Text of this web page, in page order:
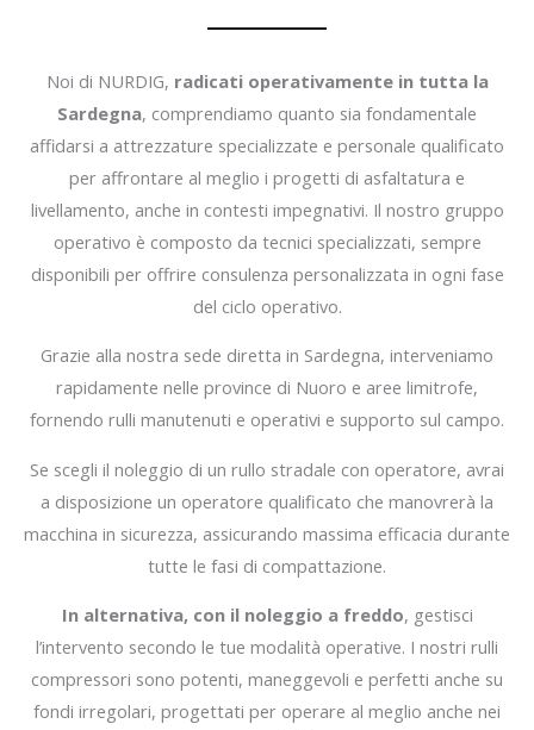
Noi di NURDIG, radicati operativamente in tutta la
Sardegna, comprendiamo quanto sia fondamentale
affidarsi a attrezzature specializzate e personale qualificato
per affrontare al meglio i progetti di asfaltatura e
livellamento, anche in contesti impegnativi. Il nostro gruppo
operativo è composto da tecnici specializzati, sempre
disponibili per offrire consulenza personalizzata in ogni fase
del ciclo operativo.
Grazie alla nostra sede diretta in Sardegna, interveniamo
rapidamente nelle province di Nuoro e aree limitrofe,
fornendo rulli manutenuti e operativi e supporto sul campo.
Se scegli il noleggio di un rullo stradale con operatore, avrai
a disposizione un operatore qualificato che manovrerà la
macchina in sicurezza, assicurando massima efficacia durante
tutte le fasi di compattazione.
In alternativa, con il noleggio a freddo, gestisci
l’intervento secondo le tue modalità operative. I nostri rulli
compressori sono potenti, maneggevoli e perfetti anche su
fondi irregolari, progettati per operare al meglio anche nei